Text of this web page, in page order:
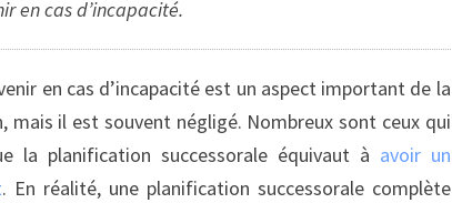
en cas d’incapacité.
en cas d’incapacité est un aspect important de la
mais il est souvent négligé. Nombreux sont ceux qui
la planification successorale équivaut à avoir un
. En réalité, une planification successorale complète